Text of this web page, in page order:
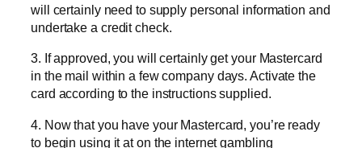
will certainly need to supply personal information and
undertake a credit check.
3. If approved, you will certainly get your Mastercard
in the mail within a few company days. Activate the
card according to the instructions supplied.
4. Now that you have your Mastercard, you’re ready
to begin using it at on the internet gambling